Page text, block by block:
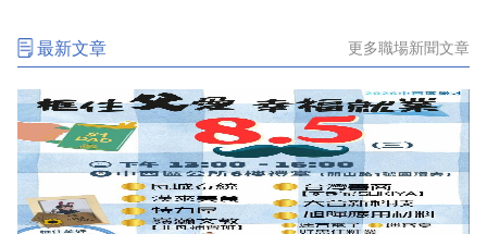
最新文章 更多職場新聞文章